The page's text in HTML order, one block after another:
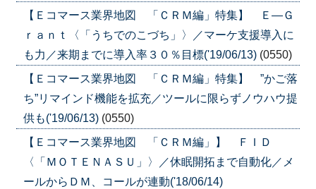
【Ｅコマース業界地図 「ＣＲＭ編」特集】 Ｅ―Ｇ
ｒａｎｔ〈「うちでのこづち」〉／マーケ支援導入に
も力／来期までに導入率３０％目標('19/06/13) (0550)
【Ｅコマース業界地図 「ＣＲＭ編」特集】 ”かご落
ち”リマインド機能を拡充／ツールに限らずノウハウ提
供も('19/06/13) (0550)
【Ｅコマース業界地図 「ＣＲＭ編」】 ＦＩＤ
〈「ＭＯＴＥＮＡＳＵ」〉／休眠開拓まで自動化／メ
ールからＤＭ、コールが連動('18/06/14)